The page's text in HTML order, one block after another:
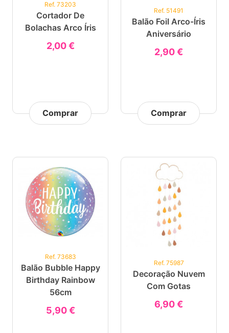
Ref. 73203
Cortador De
Bolachas Arco Íris
2,00 €
Comprar
Ref. 51491
Balão Foil Arco-Íris
Aniversário
2,90 €
Comprar
Ref. 73683
Balão Bubble Happy
Birthday Rainbow
56cm
5,90 €
Ref. 75987
Decoração Nuvem
Com Gotas
6,90 €